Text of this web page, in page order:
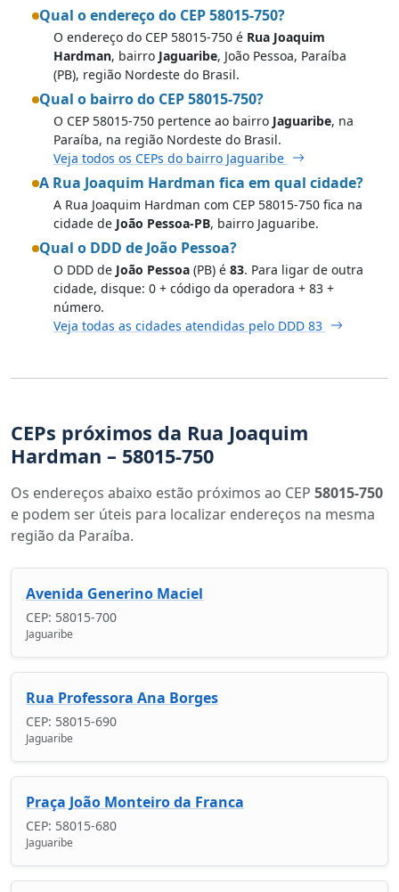
Qual o endereço do CEP 58015-750?
O endereço do CEP 58015-750 é Rua Joaquim
Hardman, bairro Jaguaribe, João Pessoa, Paraíba
(PB), região Nordeste do Brasil.
Qual o bairro do CEP 58015-750?
O CEP 58015-750 pertence ao bairro Jaguaribe, na
Paraíba, na região Nordeste do Brasil.
Veja todos os CEPs do bairro Jaguaribe
A Rua Joaquim Hardman fica em qual cidade?
A Rua Joaquim Hardman com CEP 58015-750 fica na
cidade de João Pessoa-PB, bairro Jaguaribe.
Qual o DDD de João Pessoa?
O DDD de João Pessoa (PB) é 83. Para ligar de outra
cidade, disque: 0 + código da operadora + 83 +
número.
Veja todas as cidades atendidas pelo DDD 83
CEPs próximos da Rua Joaquim
Hardman – 58015-750
Os endereços abaixo estão próximos ao CEP 58015-750
e podem ser úteis para localizar endereços na mesma
região da Paraíba.
Avenida Generino Maciel
CEP: 58015-700
Jaguaribe
Rua Professora Ana Borges
CEP: 58015-690
Jaguaribe
Praça João Monteiro da Franca
CEP: 58015-680
Jaguaribe